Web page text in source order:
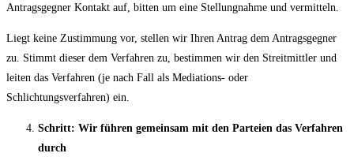
Antragsgegner Kontakt auf, bitten um eine Stellungnahme und vermitteln.
Liegt keine Zustimmung vor, stellen wir Ihren Antrag dem Antragsgegner
zu. Stimmt dieser dem Verfahren zu, bestimmen wir den Streitmittler und
leiten das Verfahren (je nach Fall als Mediations- oder
Schlichtungsverfahren) ein.
Schritt: Wir führen gemeinsam mit den Parteien das Verfahren
durch